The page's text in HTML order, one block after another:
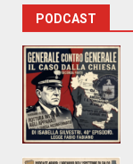
PODCAST